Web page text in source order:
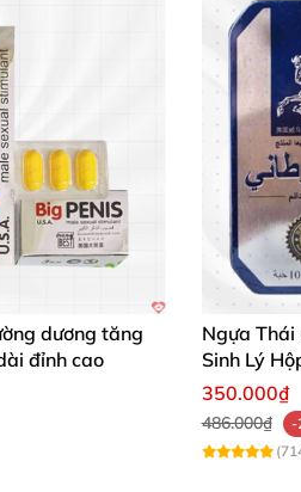
giới với Kẹo Sâm Hamerpro
từ chúng tôi!
dương tăng
đỉnh cao
Ngựa Thái
Sinh Lý
350.000₫
486.000₫
-